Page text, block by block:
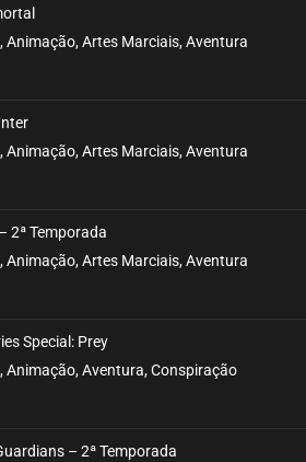
15
27, 2020
14
13
12
Animação, Artes Marciais, Aventura
Animação, Artes Marciais, Aventura
2ª Temporada
Animação, Artes Marciais, Aventura
Special: Prey
Animação, Aventura, Conspiração
– 2ª Temporada